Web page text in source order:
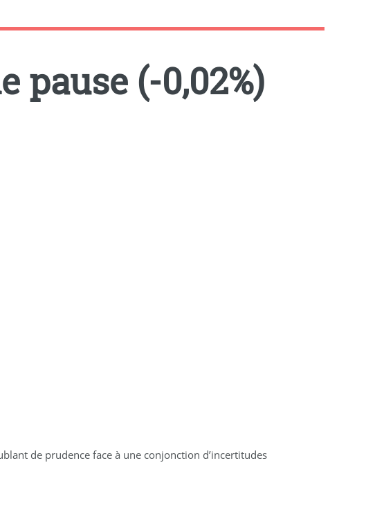
pause (-0,02%)
de prudence face à une conjonction d’incertitudes